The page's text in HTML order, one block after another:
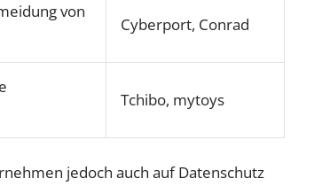
von
Cyberport, Conrad
Tchibo, mytoys
jedoch auch auf Datenschutz